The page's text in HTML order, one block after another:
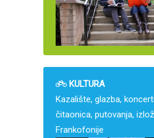
KULTURA
Kazalište, glazba,
čitaonica, putovanja,
Frankofonije